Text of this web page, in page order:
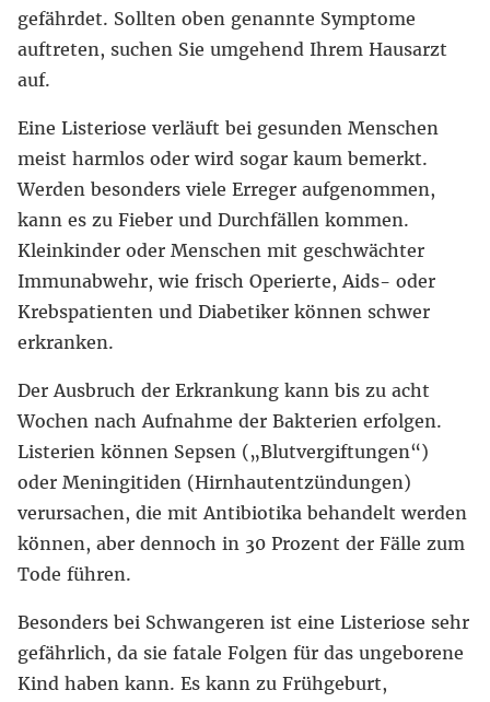
gefährdet. Sollten oben genannte Symptome
auftreten, suchen Sie umgehend Ihrem Hausarzt
auf.
Eine Listeriose verläuft bei gesunden Menschen
meist harmlos oder wird sogar kaum bemerkt.
Werden besonders viele Erreger aufgenommen,
kann es zu Fieber und Durchfällen kommen.
Kleinkinder oder Menschen mit geschwächter
Immunabwehr, wie frisch Operierte, Aids- oder
Krebspatienten und Diabetiker können schwer
erkranken.
Der Ausbruch der Erkrankung kann bis zu acht
Wochen nach Aufnahme der Bakterien erfolgen.
Listerien können Sepsen („Blutvergiftungen“)
oder Meningitiden (Hirnhautentzündungen)
verursachen, die mit Antibiotika behandelt werden
können, aber dennoch in 30 Prozent der Fälle zum
Tode führen.
Besonders bei Schwangeren ist eine Listeriose sehr
gefährlich, da sie fatale Folgen für das ungeborene
Kind haben kann. Es kann zu Frühgeburt,